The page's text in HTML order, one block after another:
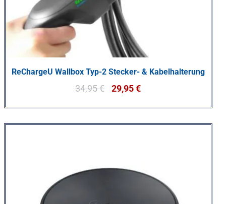
ReChargeU Wallbox Typ-2 Stecker- & Kabelhalterung
34,95€ 29,95€